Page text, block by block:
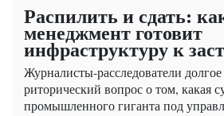
Распилить и сдать:
менеджмент готовит
инфраструктуру к
Журналисты-расследователи долгое
риторический вопрос о том, какая
промышленного гиганта под